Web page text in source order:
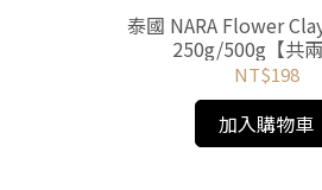
泰國 NARA Flower
250g/500g【共兩
NT$198
加入購物車